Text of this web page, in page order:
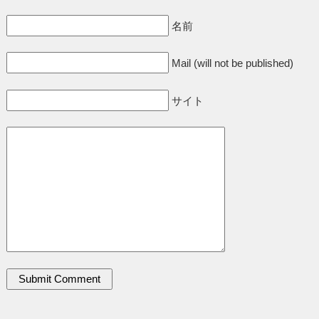
名前
Mail (will not be published)
サイト